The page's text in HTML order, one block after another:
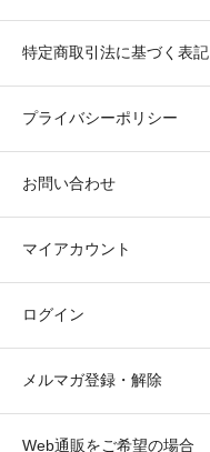
特定商取引法に基づく表記
プライバシーポリシー
お問い合わせ
マイアカウント
ログイン
メルマガ登録・解除
Web通販をご希望の場合